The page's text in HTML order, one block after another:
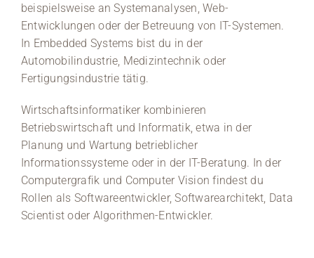
beispielsweise an Systemanalysen, Web-
Entwicklungen oder der Betreuung von IT-Systemen.
In Embedded Systems bist du in der
Automobilindustrie, Medizintechnik oder
Fertigungsindustrie tätig.
Wirtschaftsinformatiker kombinieren
Betriebswirtschaft und Informatik, etwa in der
Planung und Wartung betrieblicher
Informationssysteme oder in der IT-Beratung. In der
Computergrafik und Computer Vision findest du
Rollen als Softwareentwickler, Softwarearchitekt, Data
Scientist oder Algorithmen-Entwickler.